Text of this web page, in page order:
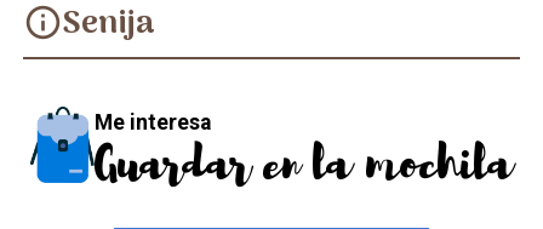
infoSenija
Me interesa
Guardar en la mochila